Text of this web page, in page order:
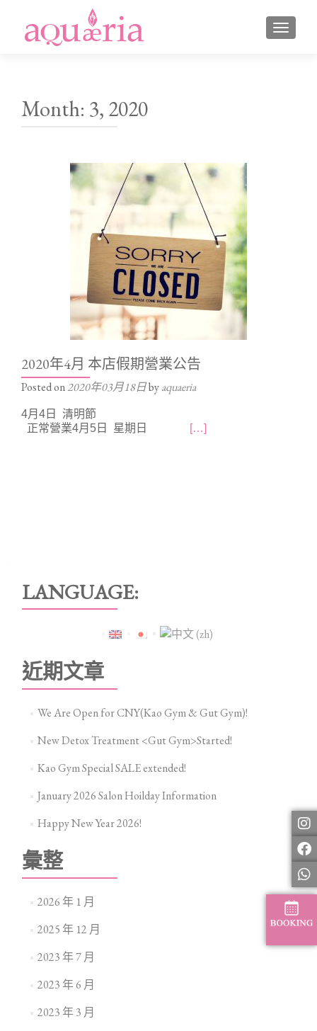
Month: 3, 2020
2020年4月 本店假期營業公告
Posted on2020年03月18日byaquaeria
4月4日 清明節
正常營業4月5日 星期日
[…]
LANGUAGE:
近期文章
We Are Open for CNY(Kao Gym & Gut Gym)!
New Detox Treatment <Gut Gym>Started!
Kao Gym Special SALE extended!
January 2026 Salon Hoilday Information
Happy New Year 2026!
彙整
2026 年 1 月
2025 年 12 月
2023 年 7 月
2023 年 6 月
2023 年 3 月